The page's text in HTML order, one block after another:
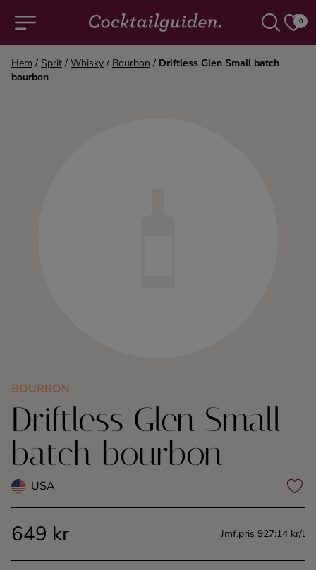
0
COCKTAILS & DRINKAR
Likör
Rom
Shots
Tequila
Hem / Sprit / Whisky / Bourbon / Driftless Glen Small batch
bourbon
BOURBON
Driftless Glen Small
batch bourbon
USA
649 kr Jmf.pris 927:14 kr/l